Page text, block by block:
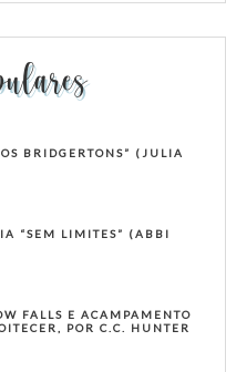
BRIDGERTONS” (JULIA
“SEM LIMITES” (ABBI
FALLS E ACAMPAMENTO
POR C.C. HUNTER